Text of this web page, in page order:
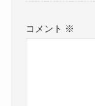
コメント ※